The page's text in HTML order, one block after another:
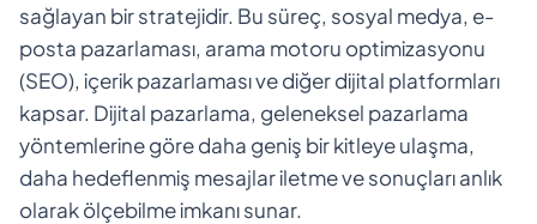
sağlayan bir stratejidir. Bu süreç, sosyal medya, e-
posta pazarlaması, arama motoru optimizasyonu
(SEO), içerik pazarlaması ve diğer dijital platformları
kapsar. Dijital pazarlama, geleneksel pazarlama
yöntemlerine göre daha geniş bir kitleye ulaşma,
daha hedeflenmiş mesajlar iletme ve sonuçları anlık
olarak ölçebilme imkanı sunar.